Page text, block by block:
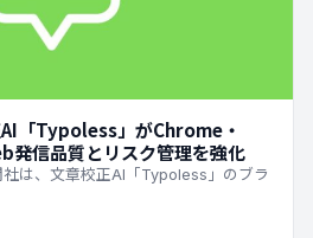
「Typoless」がChrome・
信品質とリスク管理を強化
は、文章校正AI「Typoless」のブラ